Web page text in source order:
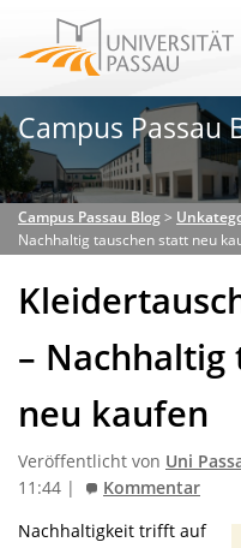
Campus Passau
Campus Passau Blog>
Nachhaltig tauschen statt neu
–
neu kaufen
Veröffentlicht von Uni
11:44 |
Kommentar
Nachhaltigkeit trifft auf